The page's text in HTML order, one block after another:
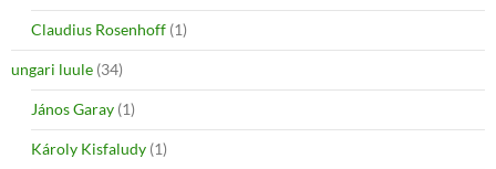
Claudius Rosenhoff (1)
ungari luule (34)
János Garay (1)
Károly Kisfaludy (1)